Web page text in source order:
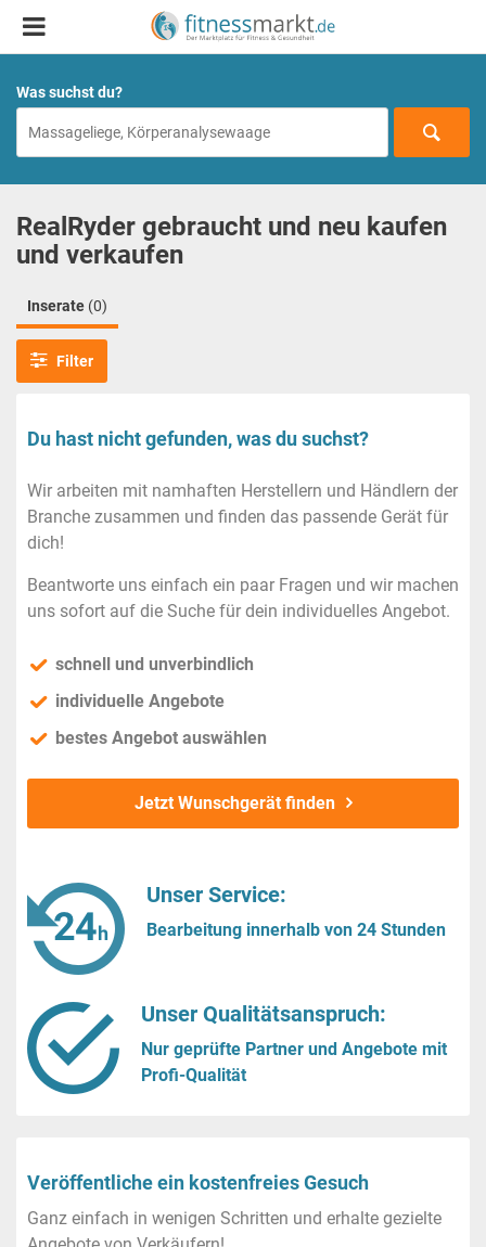
Was suchst du?
RealRyder gebraucht und neu kaufen
und verkaufen
Inserate (0)
Filter
Du hast nicht gefunden, was du suchst?
Wir arbeiten mit namhaften Herstellern und Händlern der
Branche zusammen und finden das passende Gerät für
dich!
Beantworte uns einfach ein paar Fragen und wir machen
uns sofort auf die Suche für dein individuelles Angebot.
schnell und unverbindlich
individuelle Angebote
bestes Angebot auswählen
Jetzt Wunschgerät finden
Unser Service:
Bearbeitung innerhalb von 24 Stunden
Unser Qualitätsanspruch:
Nur geprüfte Partner und Angebote mit
Profi-Qualität
Veröffentliche ein kostenfreies Gesuch
Ganz einfach in wenigen Schritten und erhalte gezielte